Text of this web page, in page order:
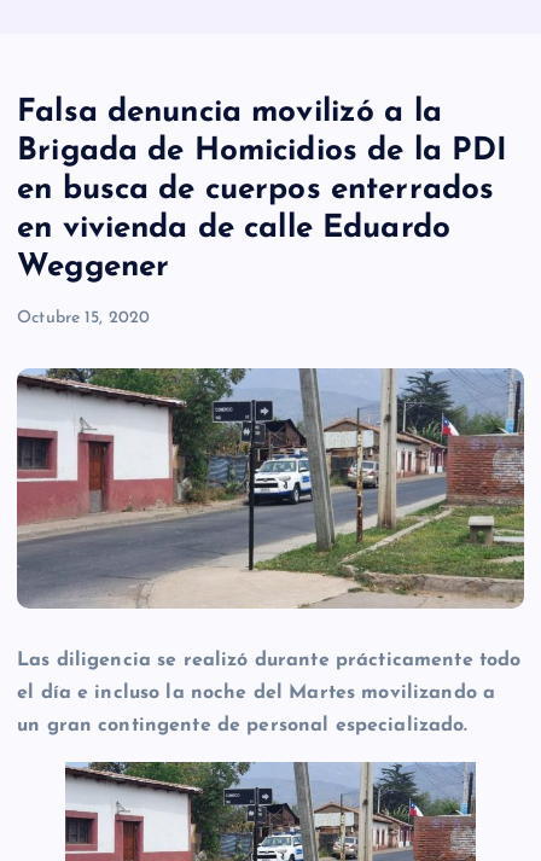
Falsa denuncia movilizó a la
Brigada de Homicidios de la PDI
en busca de cuerpos enterrados
en vivienda de calle Eduardo
Weggener
Octubre 15, 2020
Las diligencia se realizó durante prácticamente todo
el día e incluso la noche del Martes movilizando a
un gran contingente de personal especializado.